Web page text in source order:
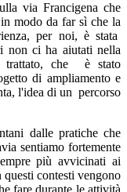
via Francigena che
modo da far sì che la
per noi, è stata
non ci ha aiutati nella
trattato, che è stato
di ampliamento e
l'idea di un percorso
dalle pratiche che
sentiamo fortemente
più avvicinati ai
contesti vengono